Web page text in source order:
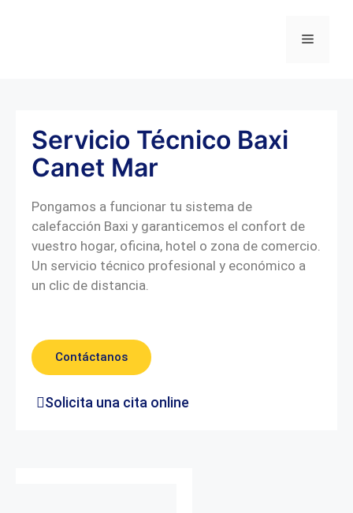
Servicio Técnico Baxi
Canet Mar
Pongamos a funcionar tu sistema de
calefacción Baxi y garanticemos el confort de
vuestro hogar, oficina, hotel o zona de comercio.
Un servicio técnico profesional y económico a
un clic de distancia.
Contáctanos
Solicita una cita online